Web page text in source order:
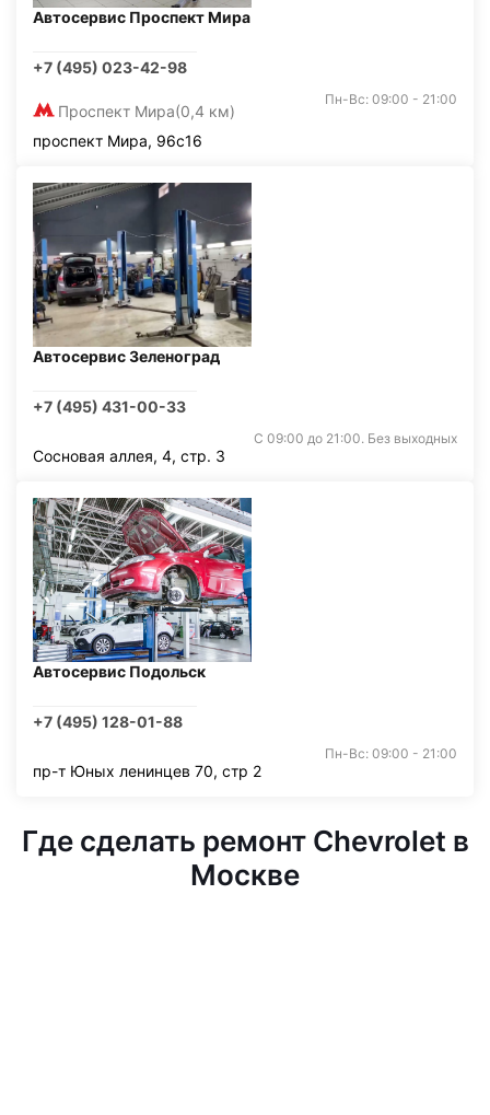
Автосервис Проспект Мира
+7 (495) 023-42-98
Проспект Мира(0,4 км)
Пн-Вс: 09:00 - 21:00
проспект Мира, 96с16
Автосервис Зеленоград
+7 (495) 431-00-33
С 09:00 до 21:00. Без выходных
Сосновая аллея, 4, стр. 3
Автосервис Подольск
+7 (495) 128-01-88
Пн-Вс: 09:00 - 21:00
пр-т Юных ленинцев 70, стр 2
Где сделать ремонт Chevrolet в
Москве